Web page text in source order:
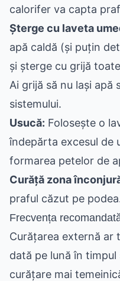
calorifer va capta
Șterge cu laveta
apă caldă (și puțin
și șterge cu grijă
Ai grijă să nu lași apă
sistemului.
Usucă: Folosește o
îndepărta excesul de
formarea petelor de
Curăță zona
praful căzut pe
Frecvența
Curățarea externă ar
dată pe lună în
curățare mai